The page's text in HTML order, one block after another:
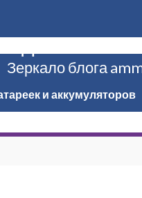
о
Зеркало блога
и аккумуляторов